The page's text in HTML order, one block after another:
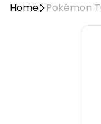
Home Pokémon